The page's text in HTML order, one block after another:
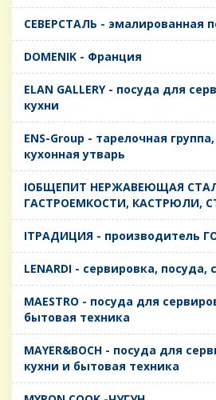
CЕВЕРСТАЛЬ - эмалированная
DOMENIK - Франция
ELAN GALLERY - посуда для
кухни
ENS-Group - тарелочная
кухонная утварь
IОБЩЕПИТ НЕРЖАВЕЮЩАЯ
ГАСТРОЕМКОСТИ, КАСТРЮЛИ,
IТРАДИЦИЯ - производитель
LENARDI - сервировка, посуда,
MAESTRO - посуда для
бытовая техника
MAYER&BOCH - посуда для
кухни и бытовая техника